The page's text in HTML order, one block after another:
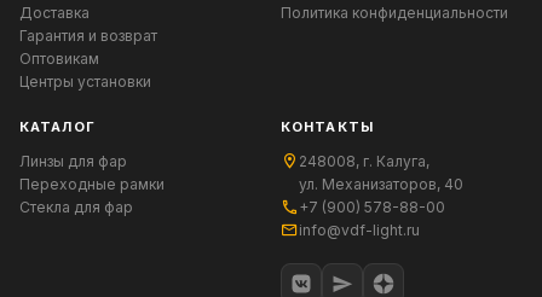
Доставка
Гарантия и возврат
Оптовикам
Центры установки
Политика конфиденциальности
КАТАЛОГ
Линзы для фар
Переходные рамки
Стекла для фар
КОНТАКТЫ
248008, г. Калуга,
ул. Механизаторов, 40
+7 (900) 578-88-00
info@vdf-light.ru